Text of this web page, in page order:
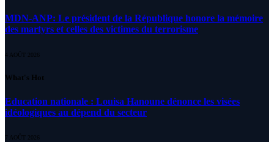
MDN-ANP: Le président de la République honore la mémoire
des martyrs et celles des victimes du terrorisme
4 AOÛT 2026
What's Hot
Education nationale : Louisa Hanoune dénonce les visées
idéologiques au dépend du secteur
7 AOÛT 2026